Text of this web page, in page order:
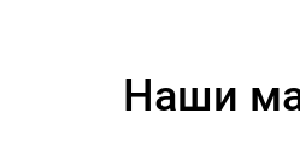
Наши